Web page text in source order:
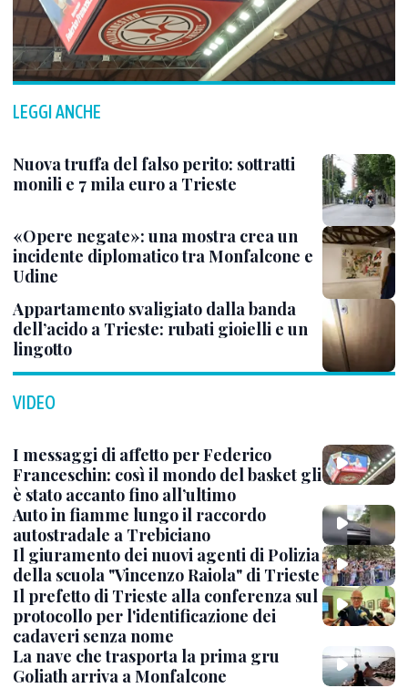
LEGGI ANCHE
Nuova truffa del falso perito: sottratti
monili e 7 mila euro a Trieste
«Opere negate»: una mostra crea un
incidente diplomatico tra Monfalcone e
Udine
Appartamento svaligiato dalla banda
dell’acido a Trieste: rubati gioielli e un
lingotto
VIDEO
I messaggi di affetto per Federico
Franceschin: così il mondo del basket gli
è stato accanto fino all’ultimo
Auto in fiamme lungo il raccordo
autostradale a Trebiciano
Il giuramento dei nuovi agenti di Polizia
della scuola "Vincenzo Raiola" di Trieste
Il prefetto di Trieste alla conferenza sul
protocollo per l'identificazione dei
cadaveri senza nome
La nave che trasporta la prima gru
Goliath arriva a Monfalcone